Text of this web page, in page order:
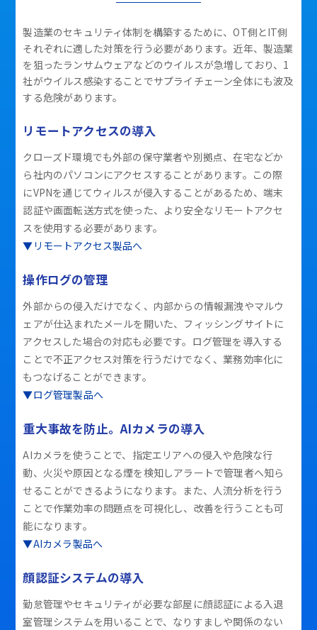
製造業のセキュリティ体制を構築するために、OT側とIT側
それぞれに適した対策を行う必要があります。近年、製造業
を狙ったランサムウェアなどのウイルスが急増しており、1
社がウイルス感染することでサプライチェーン全体にも波及
する危険があります。
リモートアクセスの導入
クローズド環境でも外部の保守業者や別拠点、在宅などか
ら社内のパソコンにアクセスすることがあります。この際
にVPNを通じてウィルスが侵入することがあるため、端末
認証や画面転送方式を使った、より安全なリモートアクセ
スを使用する必要があります。
▼リモートアクセス製品へ
操作ログの管理
外部からの侵入だけでなく、内部からの情報漏洩やマルウ
ェアが仕込まれたメールを開いた、フィッシングサイトに
アクセスした場合の対応も必要です。ログ管理を導入する
ことで不正アクセス対策を行うだけでなく、業務効率化に
もつなげることができます。
▼ログ管理製品へ
重大事故を防止。AIカメラの導入
AIカメラを使うことで、指定エリアへの侵入や危険な行
動、火災や原因となる煙を検知しアラートで管理者へ知ら
せることができるようになります。また、人流分析を行う
ことで作業効率の問題点を可視化し、改善を行うことも可
能になります。
▼AIカメラ製品へ
顔認証システムの導入
勤怠管理やセキュリティが必要な部屋に顔認証による入退
室管理システムを用いることで、なりすましや関係のない